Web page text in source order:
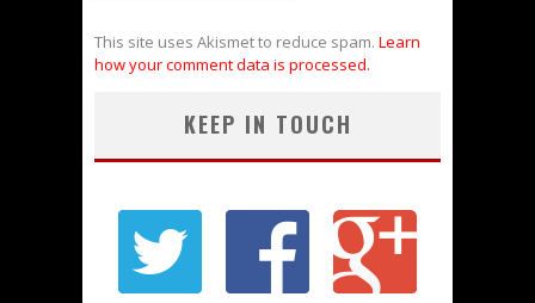
This site uses Akismet to reduce spam. Learn
how your comment data is processed.
KEEP IN TOUCH